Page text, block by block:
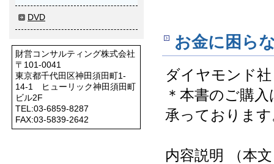
DVD
財営コンサルティング株式会社
〒101-0041
東京都千代田区神田須田町1-
14-1 ヒューリック神田須田町
ビル2F
TEL:03-6859-8287
FAX:03-5839-2642
お金に困ら
ダイヤモンド
＊本書のご購入
承っておりま
内容説明 （本